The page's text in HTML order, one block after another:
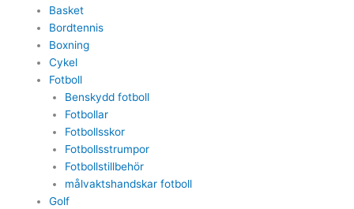
Basket
Bordtennis
Boxning
Cykel
Fotboll
Benskydd fotboll
Fotbollar
Fotbollsskor
Fotbollsstrumpor
Fotbollstillbehör
målvaktshandskar fotboll
Golf